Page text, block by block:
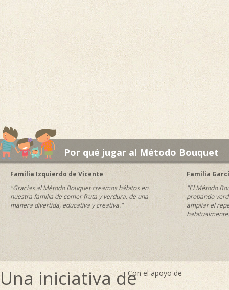
Por qué jugar al Método Bouquet
Familia Izquierdo de Vicente
"Gracias al Método Bouquet creamos hábitos en
nuestra familia de comer fruta y verdura, de una
manera divertida, educativa y creativa."
Familia
"El Método
probando
ampliar el
Con el apoyo de
Una iniciativa de